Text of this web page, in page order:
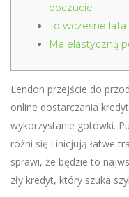
poczucie
To wczesne
Ma elastyczną
Lendon przejście do
online dostarczania
wykorzystanie gotówki.
różni się i inicjują łatwe
sprawi, że będzie to
zły kredyt, który szuka